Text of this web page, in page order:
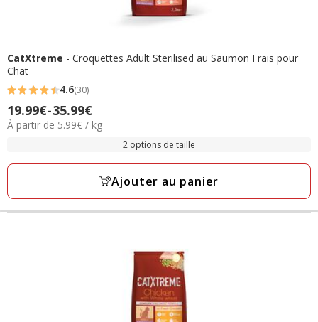
CatXtreme - Croquettes Adult Sterilised au Saumon Frais pour
Chat
4.6
étoiles
avec
avis
4.6(30)
Prix
de
19.99€-35.99€
5.99€
À partir de 5.99€ / kg
2 options de taille
Ajouter au panier